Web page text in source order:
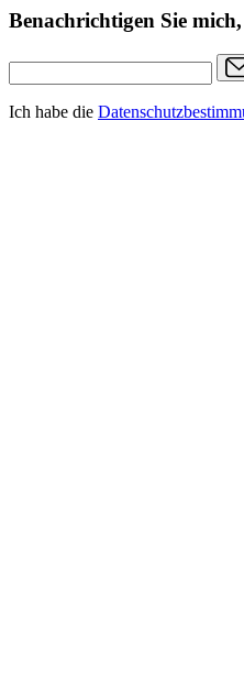
Benachrichtigen Sie
Ich habe die